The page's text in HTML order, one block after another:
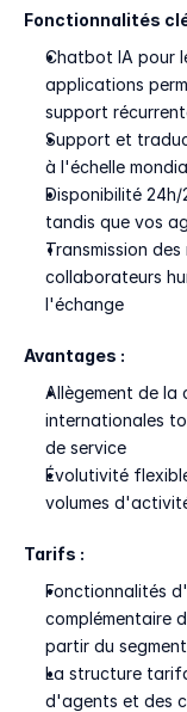
Fonctionnalités
Chatbot IA pour
applications
support
Support et
à l'échelle
Disponibilité
tandis que vos
Transmission
collaborateurs
l'échange
Avantages :
Allègement de la
internationales
de service
Évolutivité
volumes
Tarifs :
Fonctionnalités
complémentaire
partir du
La structure
d'agents et des